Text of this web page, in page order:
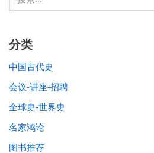
分类
中国古代史
会议-讲座-招聘
全球史-世界史
名家鸿论
图书推荐